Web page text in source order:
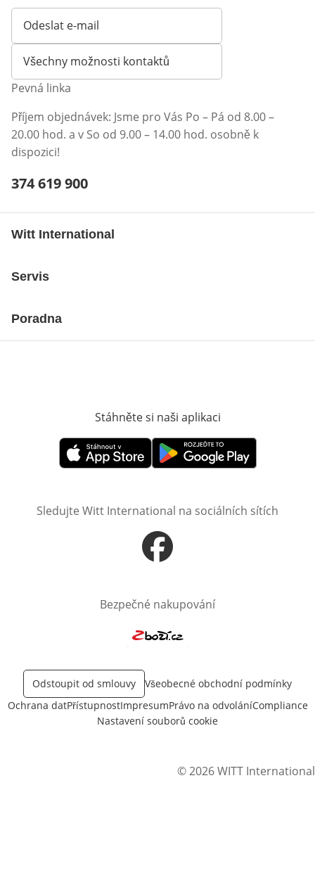
Odeslat e-mail
Otevírá e-mailového klienta
Všechny možnosti kontaktů
Pevná linka
Příjem objednávek: Jsme pro Vás Po – Pá od 8.00 –
20.00 hod. a v So od 9.00 – 14.00 hod. osobně k
dispozici!
Telefonní číslo:
374 619 900
Witt International
Servis
Poradna
Stáhněte si naši aplikaci
Otevře v novém okněOtevře v novém okně
Sledujte Witt International na sociálních sítích
Otevře v novém okně
Bezpečné nakupování
Odstoupit od smlouvy
Všeobecné obchodní podmínky
Ochrana datPřístupnostImpresumPrávo na odvoláníCompliance
Nastavení souborů cookie
© 2026 WITT International